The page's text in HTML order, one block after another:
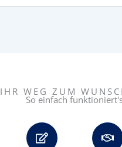
IHR WEG ZUM
So einfach